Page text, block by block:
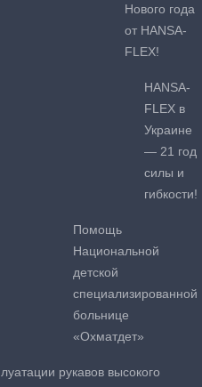
Нового года
от HANSA-
FLEX!
HANSA-
FLEX в
Украине
— 21 год
силы и
гибкости!
Помощь
Национальной
детской
специализированной
больнице
«Охматдет»
рукавов высокого